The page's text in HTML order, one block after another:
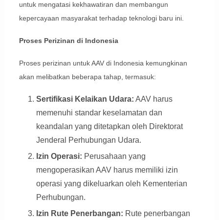
untuk mengatasi kekhawatiran dan membangun
kepercayaan masyarakat terhadap teknologi baru ini.
Proses Perizinan di Indonesia
Proses perizinan untuk AAV di Indonesia kemungkinan
akan melibatkan beberapa tahap, termasuk:
Sertifikasi Kelaikan Udara: AAV harus
memenuhi standar keselamatan dan
keandalan yang ditetapkan oleh Direktorat
Jenderal Perhubungan Udara.
Izin Operasi: Perusahaan yang
mengoperasikan AAV harus memiliki izin
operasi yang dikeluarkan oleh Kementerian
Perhubungan.
Izin Rute Penerbangan: Rute penerbangan